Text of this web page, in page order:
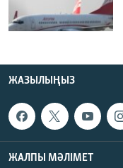
ЖАЗЫЛЫҢЫЗ
ЖАЛПЫ МӘЛІМЕТ